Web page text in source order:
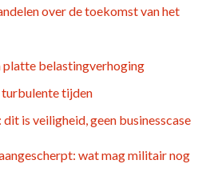
over de toekomst van het
platte belastingverhoging
turbulente tijden
is veiligheid, geen businesscase
wat mag militair nog